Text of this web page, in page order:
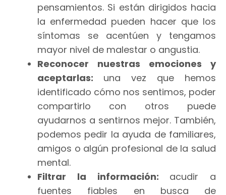
pensamientos. Si están dirigidos hacia
la enfermedad pueden hacer que los
síntomas se acentúen y tengamos
mayor nivel de malestar o angustia.
Reconocer nuestras emociones y
aceptarlas: una vez que hemos
identificado cómo nos sentimos, poder
compartirlo con otros puede
ayudarnos a sentirnos mejor. También,
podemos pedir la ayuda de familiares,
amigos o algún profesional de la salud
mental.
Filtrar la información: acudir a
fuentes fiables en busca de